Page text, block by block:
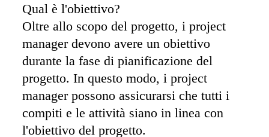
Qual è l'obiettivo?
Oltre allo scopo del progetto, i project
manager devono avere un obiettivo
durante la fase di pianificazione del
progetto. In questo modo, i project
manager possono assicurarsi che tutti i
compiti e le attività siano in linea con
l'obiettivo del progetto.